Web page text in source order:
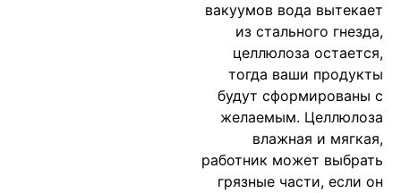
вакуумов вода вытекает
из стального гнезда,
целлюлоза остается,
тогда ваши продукты
будут сформированы с
желаемым. Целлюлоза
влажная и мягкая,
работник может выбрать
грязные части, если он